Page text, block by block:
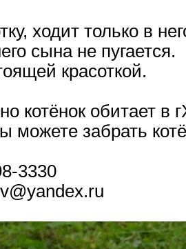
ходит только в
сына не пугается.
красоткой.
котёнок обитает
можете забрать
3330